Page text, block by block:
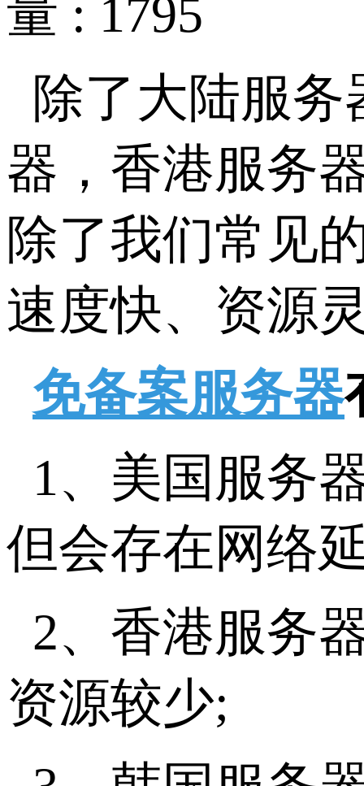
量 : 1795
除了大陆服
器，香港服务
除了我们常见
速度快、资源
免备案服务器
1、美国服务
但会存在网络
2、香港服务
资源较少;